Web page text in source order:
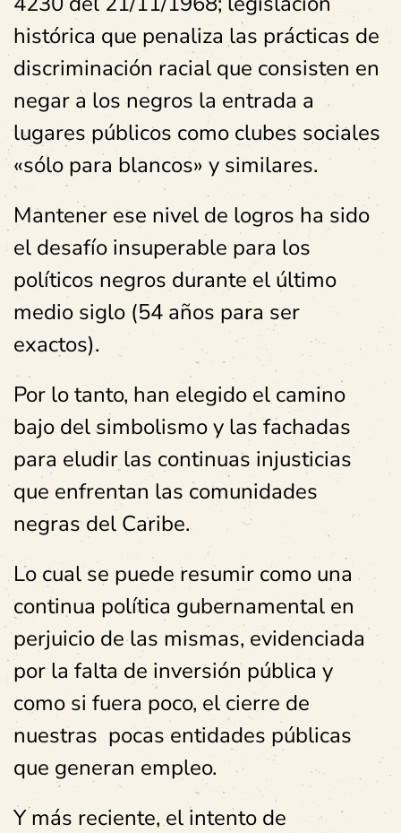
histórica que penaliza las prácticas de
discriminación racial que consisten en
negar a los negros la entrada a
lugares públicos como clubes sociales
«sólo para blancos» y similares.
Mantener ese nivel de logros ha sido
el desafío insuperable para los
políticos negros durante el último
medio siglo (54 años para ser
exactos).
Por lo tanto, han elegido el camino
bajo del simbolismo y las fachadas
para eludir las continuas injusticias
que enfrentan las comunidades
negras del Caribe.
Lo cual se puede resumir como una
continua política gubernamental en
perjuicio de las mismas, evidenciada
por la falta de inversión pública y
como si fuera poco, el cierre de
nuestras pocas entidades públicas
que generan empleo.
Y más reciente, el intento de